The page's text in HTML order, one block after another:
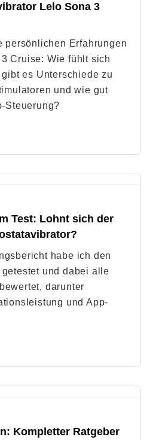
Lelo Sona 3
persönlichen Erfahrungen
Cruise: Wie fühlt sich
es Unterschiede zu
und wie gut
Steuerung?
Test: Lohnt sich der
habe ich den
und dabei alle
darunter
und App-
Kompletter Ratgeber